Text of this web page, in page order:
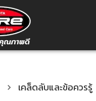
เคล็ดลับและข้อควรรู้